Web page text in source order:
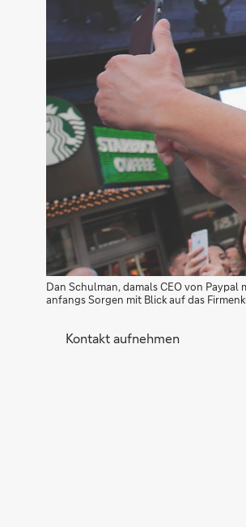
Dan Schulman, damals CEO von
anfangs Sorgen mit Blick auf das
Kontakt aufnehmen